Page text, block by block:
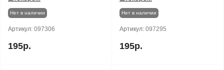
Нет в наличии
Артикул: 097306
195р.
Нет в наличии
Артикул: 097295
195р.